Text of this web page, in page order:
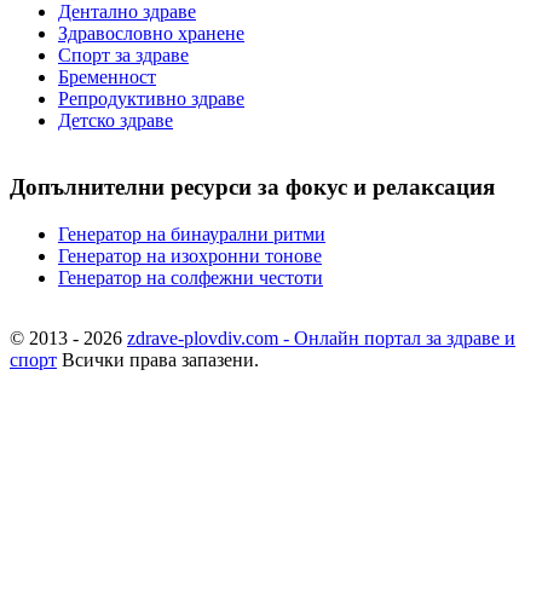
Дентално здраве
Здравословно хранене
Спорт за здраве
Бременност
Репродуктивно здраве
Детско здраве
Допълнителни ресурси за фокус и релаксация
Генератор на бинаурални ритми
Генератор на изохронни тонове
Генератор на солфежни честоти
© 2013 - 2026 zdrave-plovdiv.com - Онлайн портал за здраве и
спорт Всички права запазени.